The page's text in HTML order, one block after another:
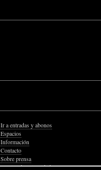
Ir a entradas y abonos
Espacios
Información
Contacto
Sobre prensa
Política de Privacidad